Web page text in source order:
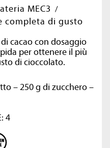
MEC3
completa di gusto
cacao con dosaggio
per ottenere il più
di cioccolato.
– 250 g di zucchero –
4